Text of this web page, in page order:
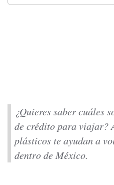
¿Quieres saber cuáles
de crédito para viajar?
plásticos te ayudan a
dentro de México.